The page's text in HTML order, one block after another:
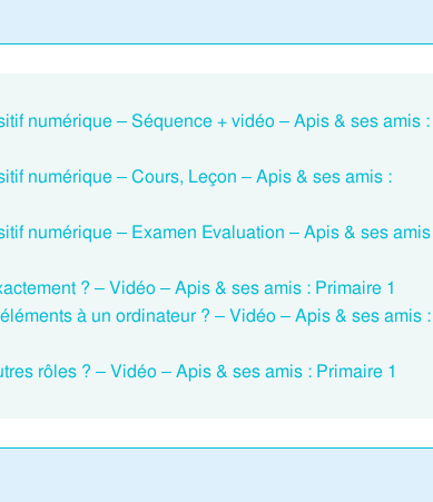
numérique – Séquence + vidéo – Apis & ses amis :
numérique – Cours, Leçon – Apis & ses amis :
numérique – Examen Evaluation – Apis & ses amis
? – Vidéo – Apis & ses amis : Primaire 1
à un ordinateur ? – Vidéo – Apis & ses amis :
rôles ? – Vidéo – Apis & ses amis : Primaire 1